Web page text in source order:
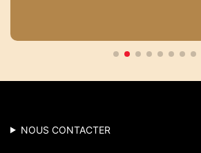
NOUS CONTACTER